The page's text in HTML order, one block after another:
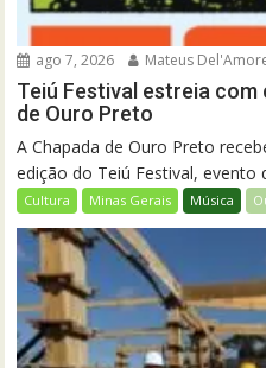
ago 7, 2026 Mateus
Teiú Festival estreia com
de Ouro Preto
A Chapada de Ouro Preto
edição do Teiú Festival, evento
Cultura Minas Gerais Música